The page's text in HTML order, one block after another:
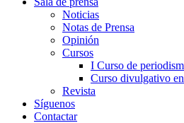
Noticias
Notas de Prensa
Opinión
Cursos
I Curso de
Curso divulgativo
Revista
Síguenos
Contactar